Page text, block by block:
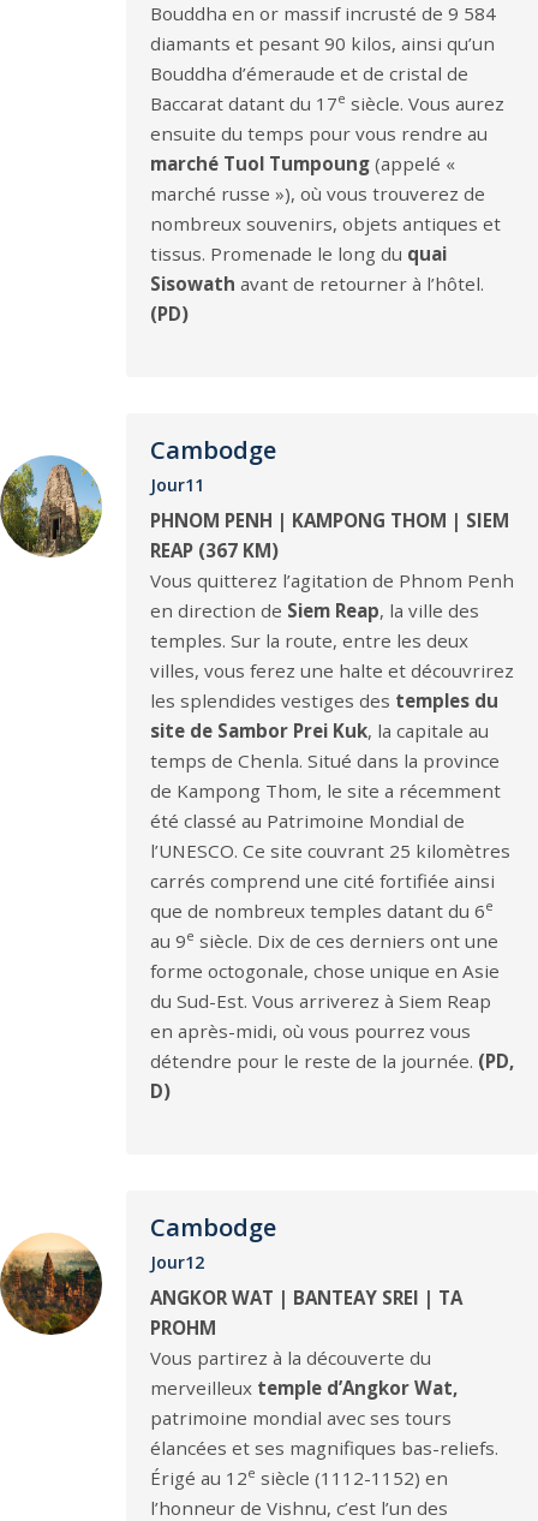
Bouddha en or massif incrusté de 9 584
diamants et pesant 90 kilos, ainsi qu’un
Bouddha d’émeraude et de cristal de
Baccarat datant du 17e siècle. Vous aurez
ensuite du temps pour vous rendre au
marché Tuol Tumpoung (appelé «
marché russe »), où vous trouverez de
nombreux souvenirs, objets antiques et
tissus. Promenade le long du quai
Sisowath avant de retourner à l’hôtel.
(PD)
Cambodge
Jour11
PHNOM PENH | KAMPONG THOM | SIEM
REAP (367 KM)
Vous quitterez l’agitation de Phnom Penh
en direction de Siem Reap, la ville des
temples. Sur la route, entre les deux
villes, vous ferez une halte et découvrirez
les splendides vestiges des temples du
site de Sambor Prei Kuk, la capitale au
temps de Chenla. Situé dans la province
de Kampong Thom, le site a récemment
été classé au Patrimoine Mondial de
l’UNESCO. Ce site couvrant 25 kilomètres
carrés comprend une cité fortifiée ainsi
que de nombreux temples datant du 6e
au 9e siècle. Dix de ces derniers ont une
forme octogonale, chose unique en Asie
du Sud-Est. Vous arriverez à Siem Reap
en après-midi, où vous pourrez vous
détendre pour le reste de la journée. (PD,
D)
Cambodge
Jour12
ANGKOR WAT | BANTEAY SREI | TA
PROHM
Vous partirez à la découverte du
merveilleux temple d’Angkor Wat,
patrimoine mondial avec ses tours
élancées et ses magnifiques bas-reliefs.
Érigé au 12e siècle (1112-1152) en
l’honneur de Vishnu, c’est l’un des